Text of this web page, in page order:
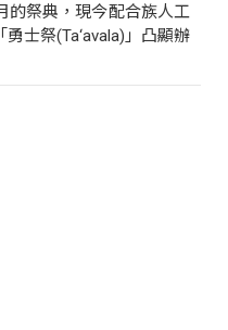
的祭典，現今配合族人工
士祭(Ta‘avala)」凸顯辦